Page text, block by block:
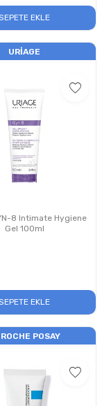
EKLE
URIAGE
8 Intimate Hygiene
Gel 100ml
EKLE
POSAY